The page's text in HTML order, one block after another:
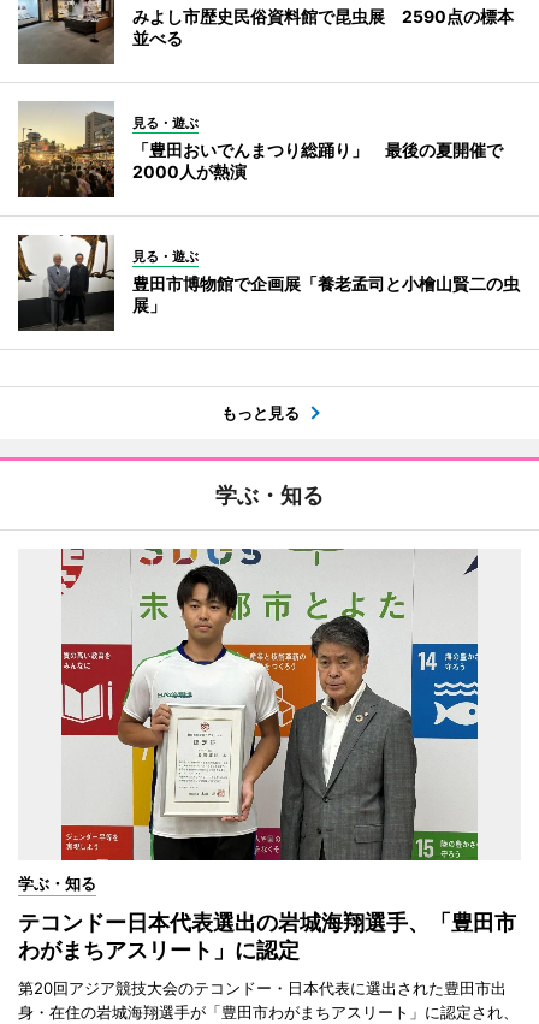
みよし市歴史民俗資料館で昆虫展 2590点の標本
並べる
見る・遊ぶ
「豊田おいでんまつり総踊り」 最後の夏開催で
2000人が熱演
見る・遊ぶ
豊田市博物館で企画展「養老孟司と小檜山賢二の虫
展」
もっと見る
学ぶ・知る
学ぶ・知る
テコンドー日本代表選出の岩城海翔選手、「豊田市
わがまちアスリート」に認定
第20回アジア競技大会のテコンドー・日本代表に選出された豊田市出
身・在住の岩城海翔選手が「豊田市わがまちアスリート」に認定され、